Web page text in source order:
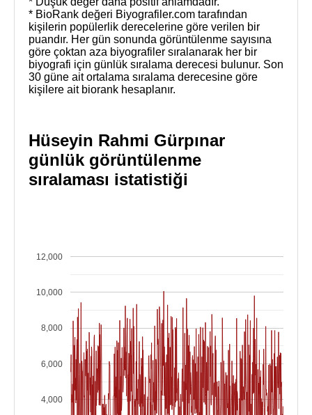
* BioRank değeri Biyografiler.com tarafından
kişilerin popülerlik derecelerine göre verilen bir
puandır. Her gün sonunda görüntülenme sayısına
göre çoktan aza biyografiler sıralanarak her bir
biyografi için günlük sıralama derecesi bulunur. Son
30 güne ait ortalama sıralama derecesine göre
kişilere ait biorank hesaplanır.
Hüseyin Rahmi Gürpınar
günlük görüntülenme
sıralaması istatistiği
4,000
6,000
8,000
10,000
12,000